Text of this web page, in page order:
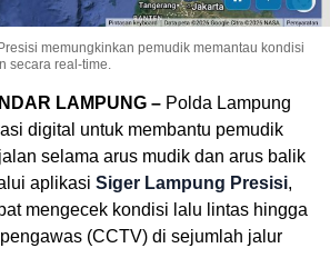
memungkinkan pemudik memantau kondisi
secara real-time.
LAMPUNG – Polda Lampung
digital untuk membantu pemudik
selama arus mudik dan arus balik
aplikasi Siger Lampung Presisi,
mengecek kondisi lalu lintas hingga
(CCTV) di sejumlah jalur